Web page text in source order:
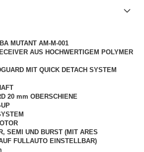
MUTANT AM-M-001
AUS HOCHWERTIGEM POLYMER
MIT QUICK DETACH SYSTEM
20 mm OBERSCHIENE
SEMI UND BURST (MIT ARES
FULLAUTO EINSTELLBAR)